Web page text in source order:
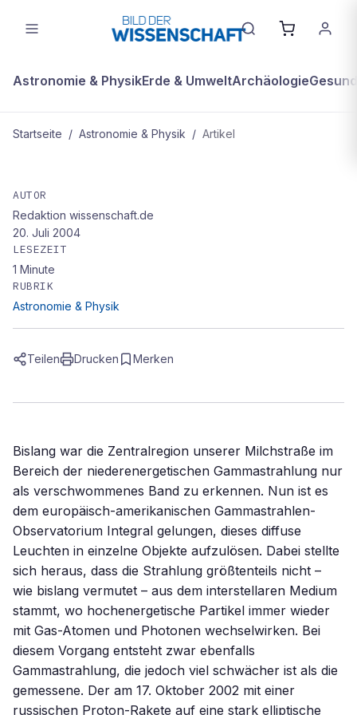
Astronomie & PhysikErde & UmweltArchäologie
Startseite / Astronomie & Physik / Artikel
Galaktische Gammastrahlung
AUTOR
Redaktion wissenschaft.de
20. Juli 2004
LESEZEIT
1 Minute
RUBRIK
Astronomie & Physik
Teilen Drucken Merken
Bislang war die Zentralregion unserer Milchstraße im
Bereich der niederenergetischen Gammastrahlung nur
als verschwommenes Band zu erkennen. Nun ist es
dem europäisch-amerikanischen Gammastrahlen-
Observatorium Integral gelungen, dieses diffuse
Leuchten in einzelne Objekte aufzulösen. Dabei stellte
sich heraus, dass die Strahlung größtenteils nicht –
wie bislang vermutet – aus dem interstellaren Medium
stammt, wo hochenergetische Partikel immer wieder
mit Gas-Atomen und Photonen wechselwirken. Bei
diesem Vorgang entsteht zwar ebenfalls
Gammastrahlung, die jedoch viel schwächer ist als die
gemessene. Der am 17. Oktober 2002 mit einer
russischen Proton-Rakete auf eine stark elliptische